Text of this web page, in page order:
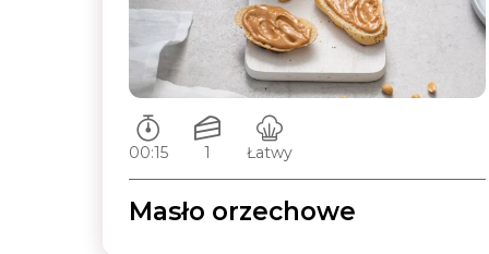
Czas przygotowywania:
00:15
Ilość porcji:
1
Poziom trudności:
Łatwy
Masło orzechowe